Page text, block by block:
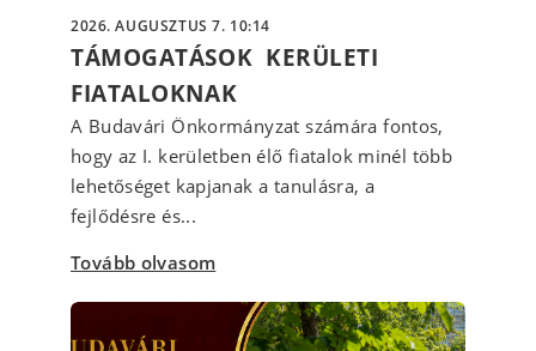
2026. AUGUSZTUS 7. 10:14
TÁMOGATÁSOK KERÜLETI
FIATALOKNAK
A Budavári Önkormányzat számára fontos,
hogy az I. kerületben élő fiatalok minél több
lehetőséget kapjanak a tanulásra, a
fejlődésre és...
Tovább olvasom